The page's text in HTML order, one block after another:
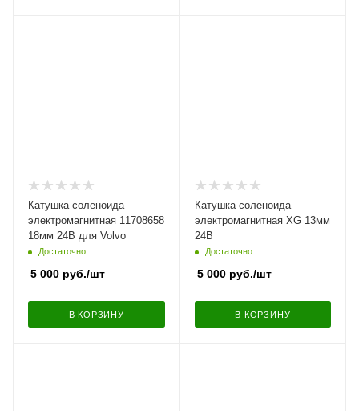
Катушка соленоида
электромагнитная 11708658
18мм 24В для Volvo
Достаточно
5 000 руб./шт
В КОРЗИНУ
Катушка соленоида
электромагнитная XG 13мм
24В
Достаточно
5 000руб./шт
В КОРЗИНУ